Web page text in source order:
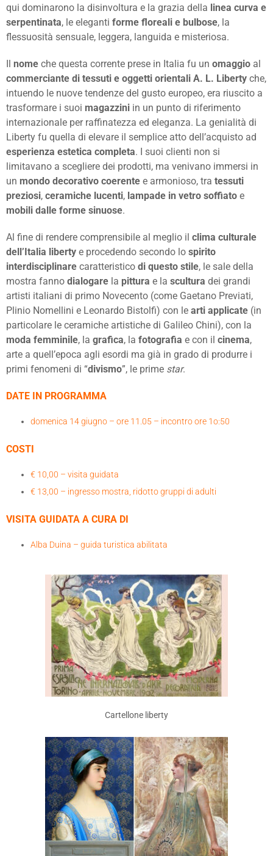
qui dominarono la disinvoltura e la grazia della linea curva e
serpentinata, le eleganti forme floreali e bulbose, la
flessuosità sensuale, leggera, languida e misteriosa.
Il nome che questa corrente prese in Italia fu un omaggio al
commerciante di tessuti e oggetti orientali A. L. Liberty che,
intuendo le nuove tendenze del gusto europeo, era riuscito a
trasformare i suoi magazzini in un punto di riferimento
internazionale per raffinatezza ed eleganza. La genialità di
Liberty fu quella di elevare il semplice atto dell’acquisto ad
esperienza estetica completa. I suoi clienti non si
limitavano a scegliere dei prodotti, ma venivano immersi in
un mondo decorativo coerente e armonioso, tra tessuti
preziosi, ceramiche lucenti, lampade in vetro soffiato e
mobili dalle forme sinuose.
Al fine di rendere comprensibile al meglio il clima culturale
dell’Italia liberty e procedendo secondo lo spirito
interdisciplinare caratteristico di questo stile, le sale della
mostra fanno dialogare la pittura e la scultura dei grandi
artisti italiani di primo Novecento (come Gaetano Previati,
Plinio Nomellini e Leonardo Bistolfi) con le arti applicate (in
particolare le ceramiche artistiche di Galileo Chini), con la
moda femminile, la grafica, la fotografia e con il cinema,
arte a quell’epoca agli esordi ma già in grado di produrre i
primi fenomeni di “divismo”, le prime star.
DATE IN PROGRAMMA
domenica 14 giugno – ore 11.05 – incontro ore 1o:50
COSTI
€ 10,00 – visita guidata
€ 13,00 – ingresso mostra, ridotto gruppi di adulti
VISITA GUIDATA A CURA DI
Alba Duina – guida turistica abilitata
Cartellone liberty